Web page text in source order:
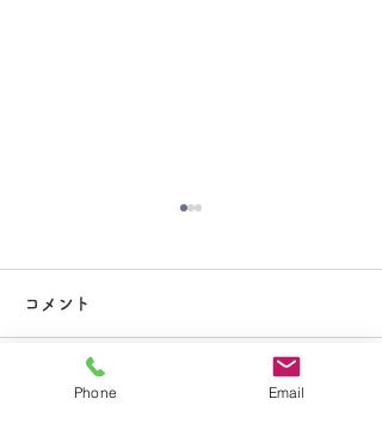
夏休み期間中のお知らせ
コメント
コメントを追加…
Phone Email